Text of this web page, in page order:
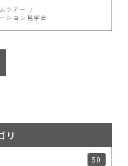
ツアー
ション見学会
リ
50